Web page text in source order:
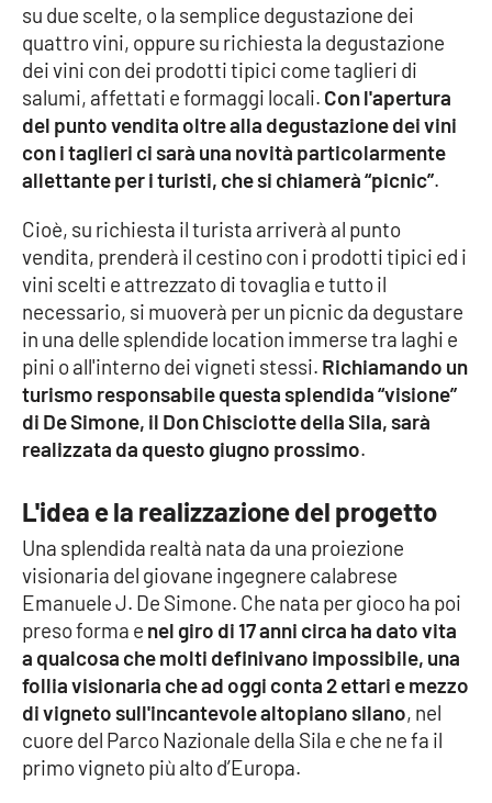
SPECIALI
Buona Sanità Calabria
LA
CALABRIAVISIONE
Destinazioni
Eventi
Food
Storie
LAC
NETWORK
Lacplay.it
Lactv.it
Laconair.it
Lacitymag.it
Lacapitalenews.it
Ilreggino.it
su due scelte, o la semplice degustazione dei
quattro vini, oppure su richiesta la degustazione
dei vini con dei prodotti tipici come taglieri di
salumi, affettati e formaggi locali. Con l'apertura
del punto vendita oltre alla degustazione dei vini
con i taglieri ci sarà una novità particolarmente
allettante per i turisti, che si chiamerà “picnic”.
Cioè, su richiesta il turista arriverà al punto
vendita, prenderà il cestino con i prodotti tipici ed i
vini scelti e attrezzato di tovaglia e tutto il
necessario, si muoverà per un picnic da degustare
in una delle splendide location immerse tra laghi e
pini o all'interno dei vigneti stessi. Richiamando un
turismo responsabile questa splendida “visione”
di De Simone, il Don Chisciotte della Sila, sarà
realizzata da questo giugno prossimo.
L'idea e la realizzazione del progetto
Una splendida realtà nata da una proiezione
visionaria del giovane ingegnere calabrese
Emanuele J. De Simone. Che nata per gioco ha poi
preso forma e nel giro di 17 anni circa ha dato vita
a qualcosa che molti definivano impossibile, una
follia visionaria che ad oggi conta 2 ettari e mezzo
di vigneto sull'incantevole altopiano silano, nel
cuore del Parco Nazionale della Sila e che ne fa il
primo vigneto più alto d’Europa.